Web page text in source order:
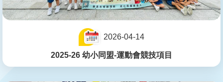
2026-04-14
2025-26 幼小同盟-運動會競技項目